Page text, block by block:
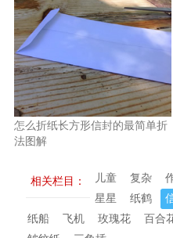
怎么折纸长方形信封的最简单折
法图解
相关栏目： 儿童 复杂
星星
纸鹤
纸船
飞机 玫瑰花 百合